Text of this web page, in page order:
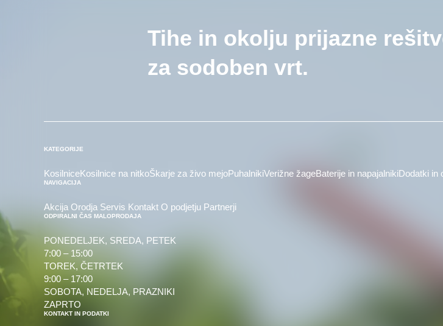
Tihe in okolju prijazne
za sodoben vrt.
KATEGORIJE
KosilniceKosilnice na nitkoŠkarje za živo mejoPuhalnikiVerižne žageBaterije in napajalnikiDodatki in
NAVIGACIJA
Akcija Orodja Servis Kontakt O podjetju Partnerji
ODPIRALNI ČAS MALOPRODAJA
PONEDELJEK, SREDA, PETEK
7:00 – 15:00
TOREK, ČETRTEK
9:00 – 17:00
SOBOTA, NEDELJA, PRAZNIKI
ZAPRTO
KONTAKT IN PODATKI